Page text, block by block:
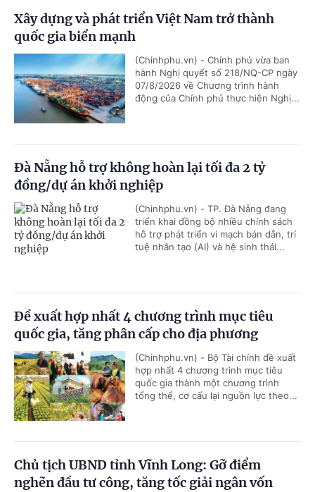
Xây dựng và phát triển Việt Nam trở thành
quốc gia biển mạnh
(Chinhphu.vn) - Chính phủ vừa ban
hành Nghị quyết số 218/NQ-CP ngày
07/8/2026 về Chương trình hành
động của Chính phủ thực hiện Nghị...
Đà Nẵng hỗ trợ không hoàn lại tối đa 2 tỷ
đồng/dự án khởi nghiệp
(Chinhphu.vn) - TP. Đà Nẵng đang
triển khai đồng bộ nhiều chính sách
hỗ trợ phát triển vi mạch bán dẫn, trí
tuệ nhân tạo (AI) và hệ sinh thái...
Đề xuất hợp nhất 4 chương trình mục tiêu
quốc gia, tăng phân cấp cho địa phương
(Chinhphu.vn) - Bộ Tài chính đề xuất
hợp nhất 4 chương trình mục tiêu
quốc gia thành một chương trình
tổng thể, cơ cấu lại nguồn lực theo...
Chủ tịch UBND tỉnh Vĩnh Long: Gỡ điểm
nghẽn đầu tư công, tăng tốc giải ngân vốn